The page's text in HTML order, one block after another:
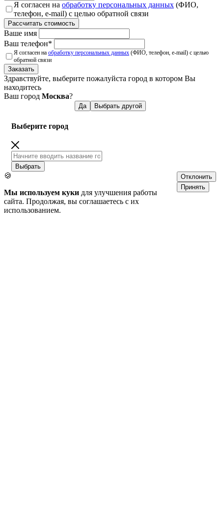
Я согласен на обработку персональных данных (ФИО,
телефон, e-mail) с целью обратной связи
Рассчитать стоимость
Ваше имя
Ваш телефон*
Я согласен на обработку персональных данных (ФИО, телефон, e-mail) с целью
обратной связи
Заказать
Здравствуйте, выберите пожалуйста город в котором Вы
находитесь
Ваш город Москва?
Да Выбрать другой
Выберите город
Выбрать
🍪
Мы используем куки для улучшения работы
сайта. Продолжая, вы соглашаетесь с их
использованием.
Отклонить
Принять